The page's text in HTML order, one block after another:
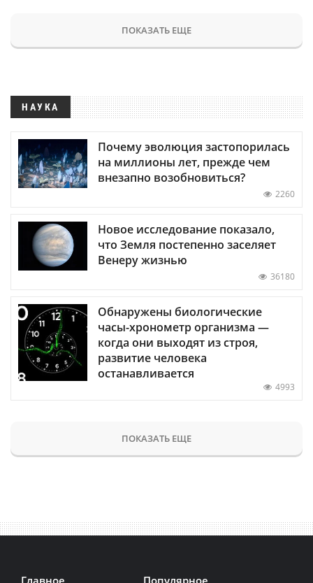
ПОКАЗАТЬ ЕЩЕ
НАУКА
Почему эволюция застопорилась
на миллионы лет, прежде чем
внезапно возобновиться?
2260
Новое исследование показало,
что Земля постепенно заселяет
Венеру жизнью
36180
Обнаружены биологические
часы-хронометр организма —
когда они выходят из строя,
развитие человека
останавливается
4993
ПОКАЗАТЬ ЕЩЕ
Главное Популярное